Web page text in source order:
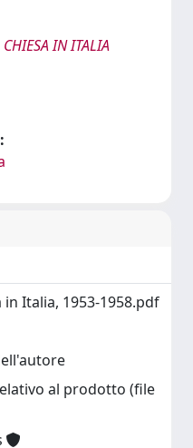
IN ITALIA
Italia, 1953-1958.pdf
al prodotto (file